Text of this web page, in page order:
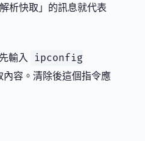
析快取」的訊息就代表
輸入
ipconfig
內容。清除後這個指令應